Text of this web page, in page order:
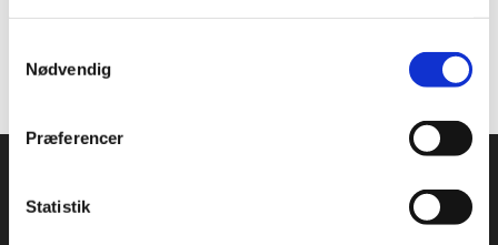
Nødvendig
Præferencer
Statistik